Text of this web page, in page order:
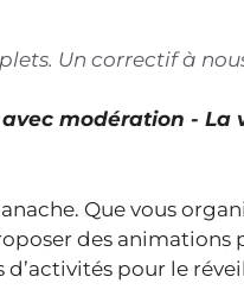
Un correctif à
modération - La
Que vous
des
pour le